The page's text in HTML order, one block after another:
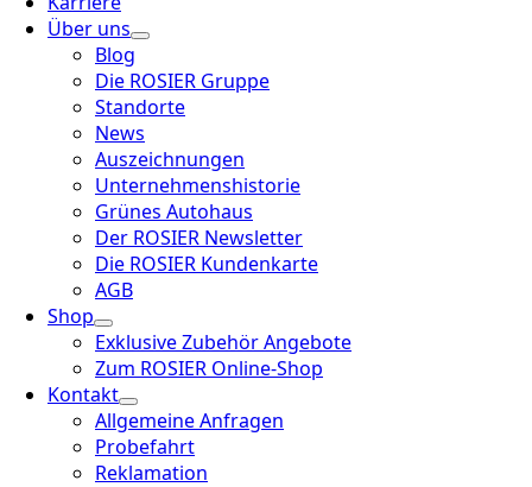
Über uns
Blog
Die ROSIER Gruppe
Standorte
News
Auszeichnungen
Unternehmenshistorie
Grünes Autohaus
Der ROSIER Newsletter
Die ROSIER Kundenkarte
AGB
Shop
Exklusive Zubehör Angebote
Zum ROSIER Online-Shop
Kontakt
Allgemeine Anfragen
Probefahrt
Reklamation